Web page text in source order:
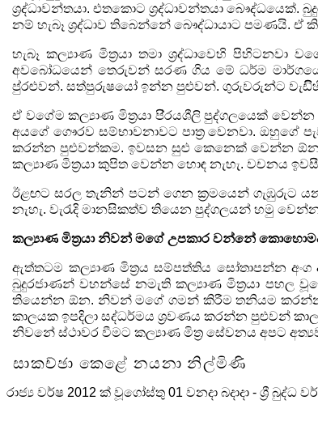
ශ්‍රද්ධාවන්තයා. එතකොට ශ්‍රද්ධාවන්තයා බෞද්ධයෙක්.
නම් හැබෑ ශ්‍රද්ධාව තිබෙන්නේ බෞද්ධායාට පමණයි. ඒ
හැබෑ කල්‍යාණ මිත්‍රයා තමා ශ්‍රද්ධාවෙහි පිහිටනවා
අවබෝධයෙන් තෙරුවන් සරණ ගිය මේ ධර්ම
පු‍්‍රළුවන්. සත්පුරුෂයෝ ඉන්න පුළුවන්. ගුරුවරුන්ට
ඒ වගේම කල්‍යාණ මිත්‍රයා පි‍්‍රයශීලි පුද්ගලයෙක් වෙන්න
අයගේ ගෞරව සම්භාවනාවට පාත්‍ර වෙනවා. ඔහුගේ
කරන්න පුළුවන්කම. ඉවසන සුළු කෙනෙක් වෙන්න
කල්‍යාණ මිත්‍රයා කුපිත වෙන්න හොඳ නැහැ. වචනය
ඊළඟට සරල තැනින් පටන් ගෙන ක්‍රමයෙන් ගැඹුරුට
නැහැ. වැරැදි මානසිකත්ව තියෙන පුද්ගලයන් හමු
කල්‍යාණ මිත්‍රයා නිවන් මගේ උපකාර වන්නේ
ඇත්තටම කල්‍යාණ මිත්‍රය සම්පත්තිය සෝතාපන්න අංග
බුදුරජාණන් වහන්සේ නමැති කල්‍යාණ මිත්‍රයා පහල
තියෙන්න ඕන. නිවන් මගේ ගමන් කිරීම තනියම
කාලයක ඉපදිලා සද්ධර්මය ශ්‍රවණය කරන්න පුළුවන්
නිවනේ ස්ථාවර වීමට කල්‍යාණ මිත්‍ර සේවනය අපට
සාකච්ඡා කෙළේ නයනා නිල්මිණි
රාජ්‍ය වර්ෂ 2012 ක් වූගෝස්තු 01 වනදා බදාදා - ශ්‍රී බුද්ධ